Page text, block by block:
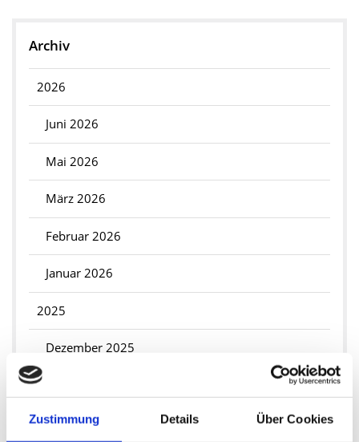
Zustimmung Details Über Cookies
Archiv
2026
Juni 2026
Mai 2026
März 2026
Februar 2026
Januar 2026
2025
Dezember 2025
September 2025